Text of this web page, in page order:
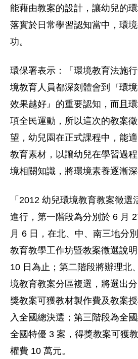
能藉由教案的設計，讓幼兒的
落實於日常學習認知當中，環
功。
環保署表示：「環境教育法施
境教育人員都深刻體會到『環
效果越好』的重要認知，而且
項全民運動，所以這次的教案
望，幼兒園在正式課程中，能
教育素材，以讓幼兒在學習過
境相關知識，將環境素養逐漸深
「2012 幼兒環境教育教案徵
進行，第一階段為分別於 6 月
月 6 日，在北、中、南三地分
教育教學工作坊暨教案徵選說
10 日為止；第二階段將辦理北
境教育教案分區複選，將選出
獎教案可獲教材製作費及教案
入全國總決選；第三階段為全
全國特優 3 案，得獎教案可獲
權費 10 萬元。